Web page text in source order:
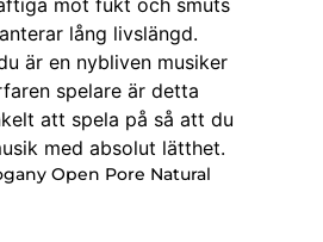
Open Pore Natural